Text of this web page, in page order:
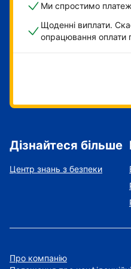
Ми спростимо
Щоденні виплати.
опрацювання оплати
Дізнайтеся більше
Центр знань з безпеки
Про компанію